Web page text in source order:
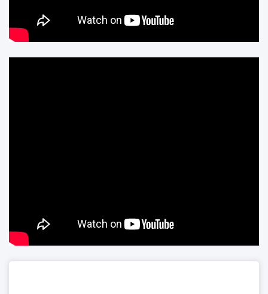
recherche.